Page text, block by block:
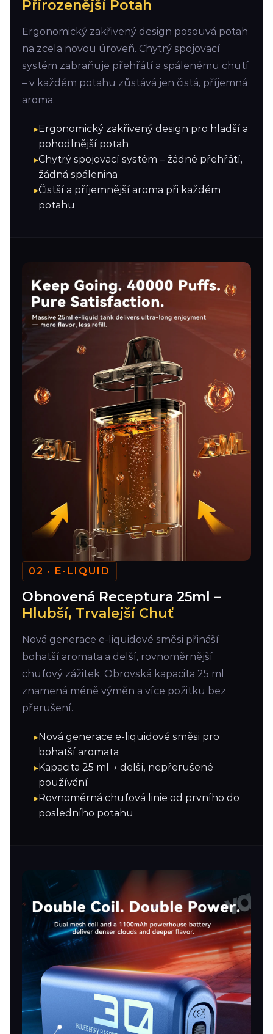
Přirozenější Potah
Ergonomický zakřivený design posouvá potah
na zcela novou úroveň. Chytrý spojovací
systém zabraňuje přehřátí a spálenému chutí
– v každém potahu zůstává jen čistá, příjemná
aroma.
Ergonomický zakřivený design pro hladší a
pohodlnější potah
Chytrý spojovací systém – žádné přehřátí,
žádná spálenina
Čistší a příjemnější aroma při každém
potahu
02 · E-LIQUID
Obnovená Receptura 25ml –
Hlubší, Trvalejší Chuť
Nová generace e-liquidové směsi přináší
bohatší aromata a delší, rovnoměrnější
chuťový zážitek. Obrovská kapacita 25 ml
znamená méně výměn a více požitku bez
přerušení.
Nová generace e-liquidové směsi pro
bohatší aromata
Kapacita 25 ml → delší, nepřerušené
používání
Rovnoměrná chuťová linie od prvního do
posledního potahu